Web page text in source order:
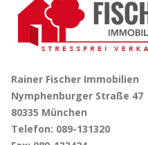
Rainer Fischer Immobilien
Nymphenburger Straße 47
80335 München
Telefon: 089-131320